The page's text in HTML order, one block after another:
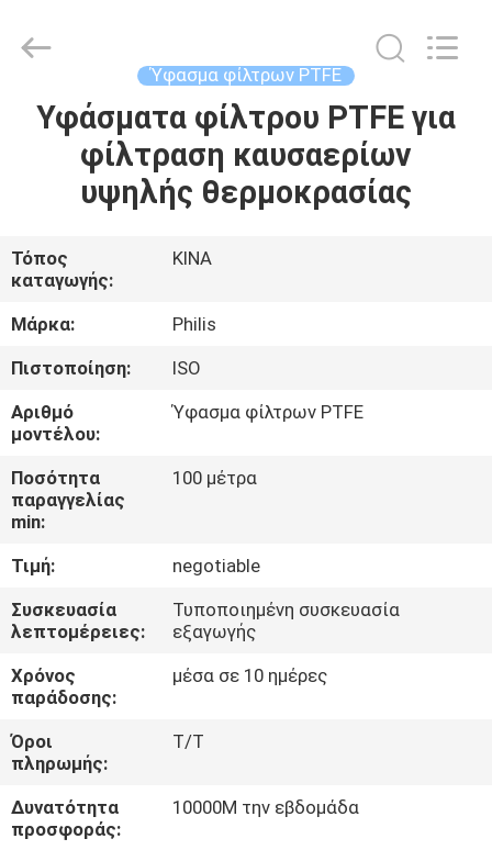
ΣΠΊΤΙ
ΠΡΟΪΌΝΤΑ
ΠΕΡΊΠΟΥ
ΕΜΕΊΣ
ΓΎΡΟΣ
ΕΡΓΟΣΤΑΣΊΩΝ
ΠΟΙΟΤΙΚΌΣ
ΈΛΕΓΧΟΣ
ΜΑΣ
ΕΛΆΤΕ
ΕΠΑΦΉ
ΜΕ
ΖΗΤΉΣΤΕ
ΈΝΑ
Technology
Reserved.
Ύφασμα φίλτρων PTFE
Υφάσματα φίλτρου PTFE για
φίλτραση καυσαερίων
υψηλής θερμοκρασίας
Τόπος
καταγωγής:
ΚΙΝΑ
Μάρκα:
Philis
Πιστοποίηση:
ISO
Αριθμό
μοντέλου:
Ύφασμα φίλτρων PTFE
Ποσότητα
παραγγελίας
min:
100 μέτρα
Τιμή:
negotiable
Συσκευασία
λεπτομέρειες:
Τυποποιημένη συσκευασία
εξαγωγής
Χρόνος
παράδοσης:
μέσα σε 10 ημέρες
Όροι
πληρωμής:
T/T
Δυνατότητα
προσφοράς:
10000M την εβδομάδα